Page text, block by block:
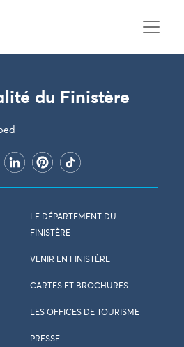
du Finistère
LE DÉPARTEMENT DU
FINISTÈRE
VENIR EN FINISTÈRE
CARTES ET BROCHURES
LES OFFICES DE TOURISME
PRESSE